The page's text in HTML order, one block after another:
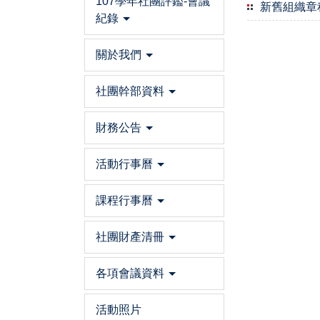
紀錄
關於我們
社團幹部資料
財務公告
活動行事曆
課程行事曆
社團財產清冊
各項會議資料
活動照片
新舊組織